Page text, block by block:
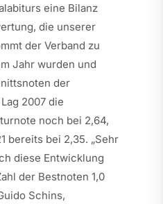
eine Bilanz
die unserer
der Verband zu
Jahr wurden und
der
2007 die
noch bei 2,64,
bereits bei 2,35. „Sehr
diese Entwicklung
der Bestnoten 1,0
Schins,